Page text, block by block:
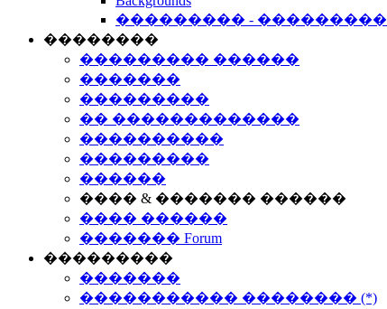
��������� - ���������
��������
��������� ������
�������
���������
�� �������������
����������
���������
������
���� & ������� ������
���� ������
������� Forum
���������
�������
����������� �������� (*)